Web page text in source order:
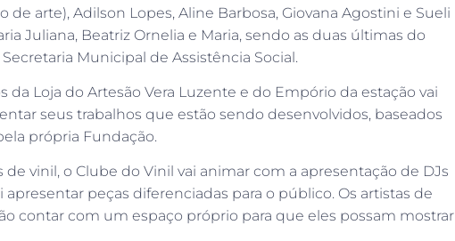
de arte), Adilson Lopes, Aline Barbosa, Giovana Agostini e Sueli
Juliana, Beatriz Ornelia e Maria, sendo as duas últimas do
Municipal de Assistência Social.
da Loja do Artesão Vera Luzente e do Empório da estação vai
seus trabalhos que estão sendo desenvolvidos, baseados
própria Fundação.
vinil, o Clube do Vinil vai animar com a apresentação de DJs
apresentar peças diferenciadas para o público. Os artistas de
contar com um espaço próprio para que eles possam mostrar